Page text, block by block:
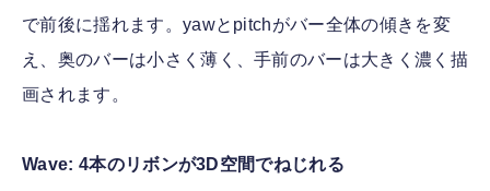
で前後に揺れます。yawとpitchがバー全体の傾きを変
え、奥のバーは小さく薄く、手前のバーは大きく濃く描
画されます。
Wave: 4本のリボンが3D空間でねじれる